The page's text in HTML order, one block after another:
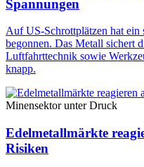
Spannungen
Auf US-Schrottplätzen hat
begonnen. Das Metall sichert
Luftfahrttechnik sowie
knapp.
Minensektor unter Druck
Edelmetallmärkte
Risiken